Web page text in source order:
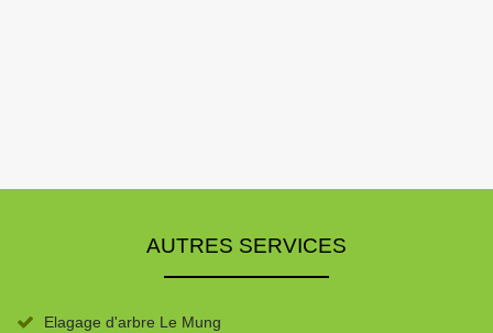
AUTRES SERVICES
Elagage d'arbre Le Mung